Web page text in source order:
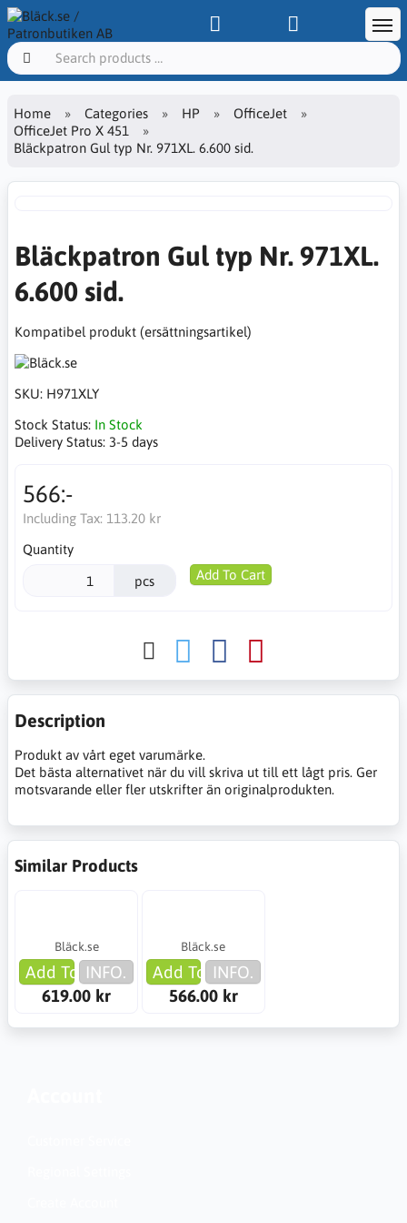
Home Categories HP
OfficeJet
OfficeJet Pro X 451
Bläckpatron Gul typ Nr. 971XL. 6.600 sid.
Bläckpatron Gul typ Nr. 971XL.
6.600 sid.
Kompatibel produkt (ersättningsartikel)
SKU: H971XLY
Stock Status: In Stock
Delivery Status: 3-5 days
566:-
Including Tax: 113.20 kr
Quantity
pcs Add To Cart
Description
Produkt av vårt eget varumärke.
Det bästa alternativet när du vill skriva ut till ett lågt pris. Ger
motsvarande eller fler utskrifter än originalprodukten.
Similar Products
Bläck.se
Add To Cart
INFO.
619.00 kr
Bläck.se
Add To Cart
INFO.
566.00 kr